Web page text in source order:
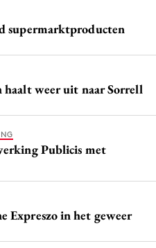
supermarktproducten
haalt weer uit naar Sorrell
Publicis met
Expreszo in het geweer